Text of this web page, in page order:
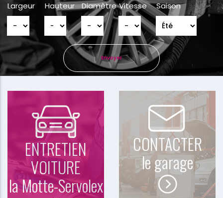
Largeur Hauteur Diamètre Vitesse Saison
ENTRETIEN
VOITURE
la Motte-Servolex
CONTACTER
le garage